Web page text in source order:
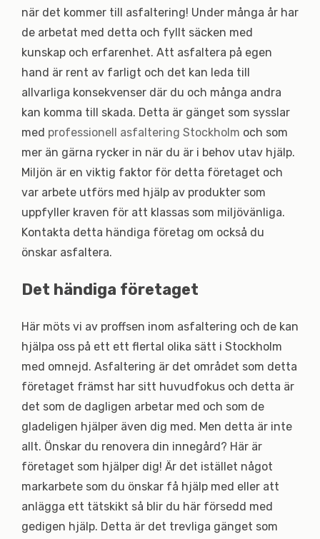
när det kommer till asfaltering! Under många år har
de arbetat med detta och fyllt säcken med
kunskap och erfarenhet. Att asfaltera på egen
hand är rent av farligt och det kan leda till
allvarliga konsekvenser där du och många andra
kan komma till skada. Detta är gänget som sysslar
med professionell asfaltering Stockholm och som
mer än gärna rycker in när du är i behov utav hjälp.
Miljön är en viktig faktor för detta företaget och
var arbete utförs med hjälp av produkter som
uppfyller kraven för att klassas som miljövänliga.
Kontakta detta händiga företag om också du
önskar asfaltera.
Det händiga företaget
Här möts vi av proffsen inom asfaltering och de kan
hjälpa oss på ett ett flertal olika sätt i Stockholm
med omnejd. Asfaltering är det området som detta
företaget främst har sitt huvudfokus och detta är
det som de dagligen arbetar med och som de
gladeligen hjälper även dig med. Men detta är inte
allt. Önskar du renovera din innegård? Här är
företaget som hjälper dig! Är det istället något
markarbete som du önskar få hjälp med eller att
anlägga ett tätskikt så blir du här försedd med
gedigen hjälp. Detta är det trevliga gänget som